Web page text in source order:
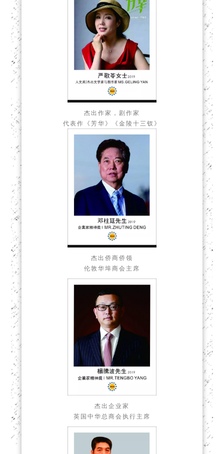
杰出作家，剧作家
代表作《芳华》《金陵十三钗》
杰出侨商侨领
伦敦华埠商会主席
杰出企业家
英国中华总商会执行主席